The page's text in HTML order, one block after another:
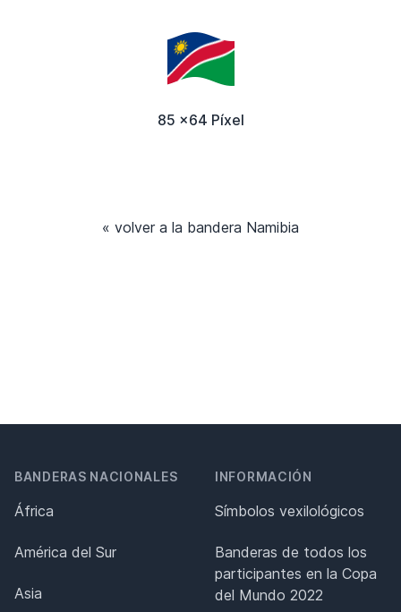
85 x64 Píxel
« volver a la bandera Namibia
BANDERAS NACIONALES
África
América del Sur
Asia
INFORMACIÓN
Símbolos vexilológicos
Banderas de todos los
participantes en la Copa
del Mundo 2022